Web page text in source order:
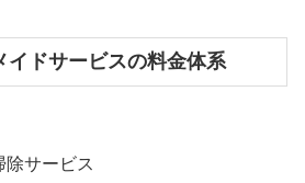
イドサービスの料金体系
除サービス